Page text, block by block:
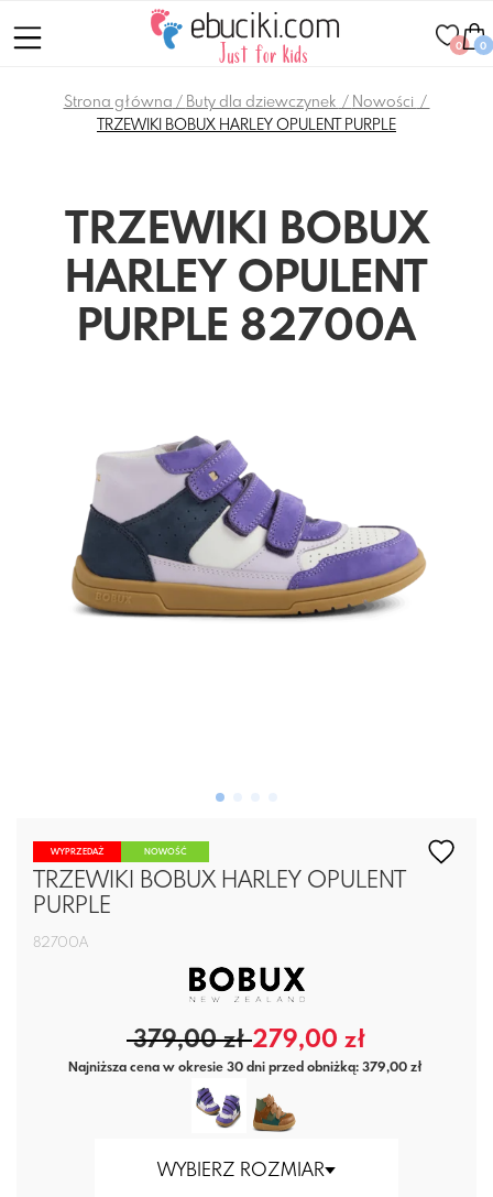
0 0
Strona główna Buty dla dziewczynek
Nowości
TRZEWIKI BOBUX HARLEY OPULENT PURPLE
TRZEWIKI BOBUX
HARLEY OPULENT
PURPLE 82700A
WYPRZEDAŻ NOWOŚĆ
TRZEWIKI BOBUX HARLEY OPULENT
PURPLE
82700A
379,00 zł279,00 zł
Najniższa cena w okresie 30 dni przed obniżką: 379,00 zł
WYBIERZ ROZMIAR